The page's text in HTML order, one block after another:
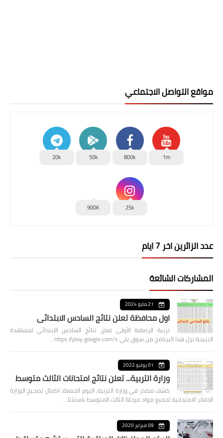
مواقع التواصل الاجتماعي
1m
800k
50k
20k
25k
900K
عدد الزائرين اخر 7 ايام
المشاركات الشائعة
21 مايو 2024
اول محافظة تعلن نتائج السادس الابتدائي
تربية الرصافة الأولى تعلن نتائج السادس الابتدائي لمشاهدة
النتيجة نزل هذا البرنامج من سوق بلي https://play.google.com/s…
01 يوليو 2022
وزارة التربية... تعلن نتائج امتحانات الثالث متوسط
كشف مصدر في وزارة التربية، اليوم الجمعة، اكمال تصحيح الوزارة
الدفاتر الامتحانية لجميع مواد مرحلة الثالث المتوسط باستثنا…
09 فبراير 2020